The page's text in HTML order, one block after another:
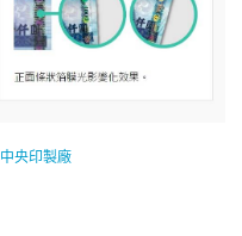
中央印製廠